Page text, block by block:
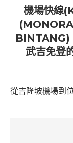
機場快線
BINTANG)
武吉免登
從吉隆坡機場到